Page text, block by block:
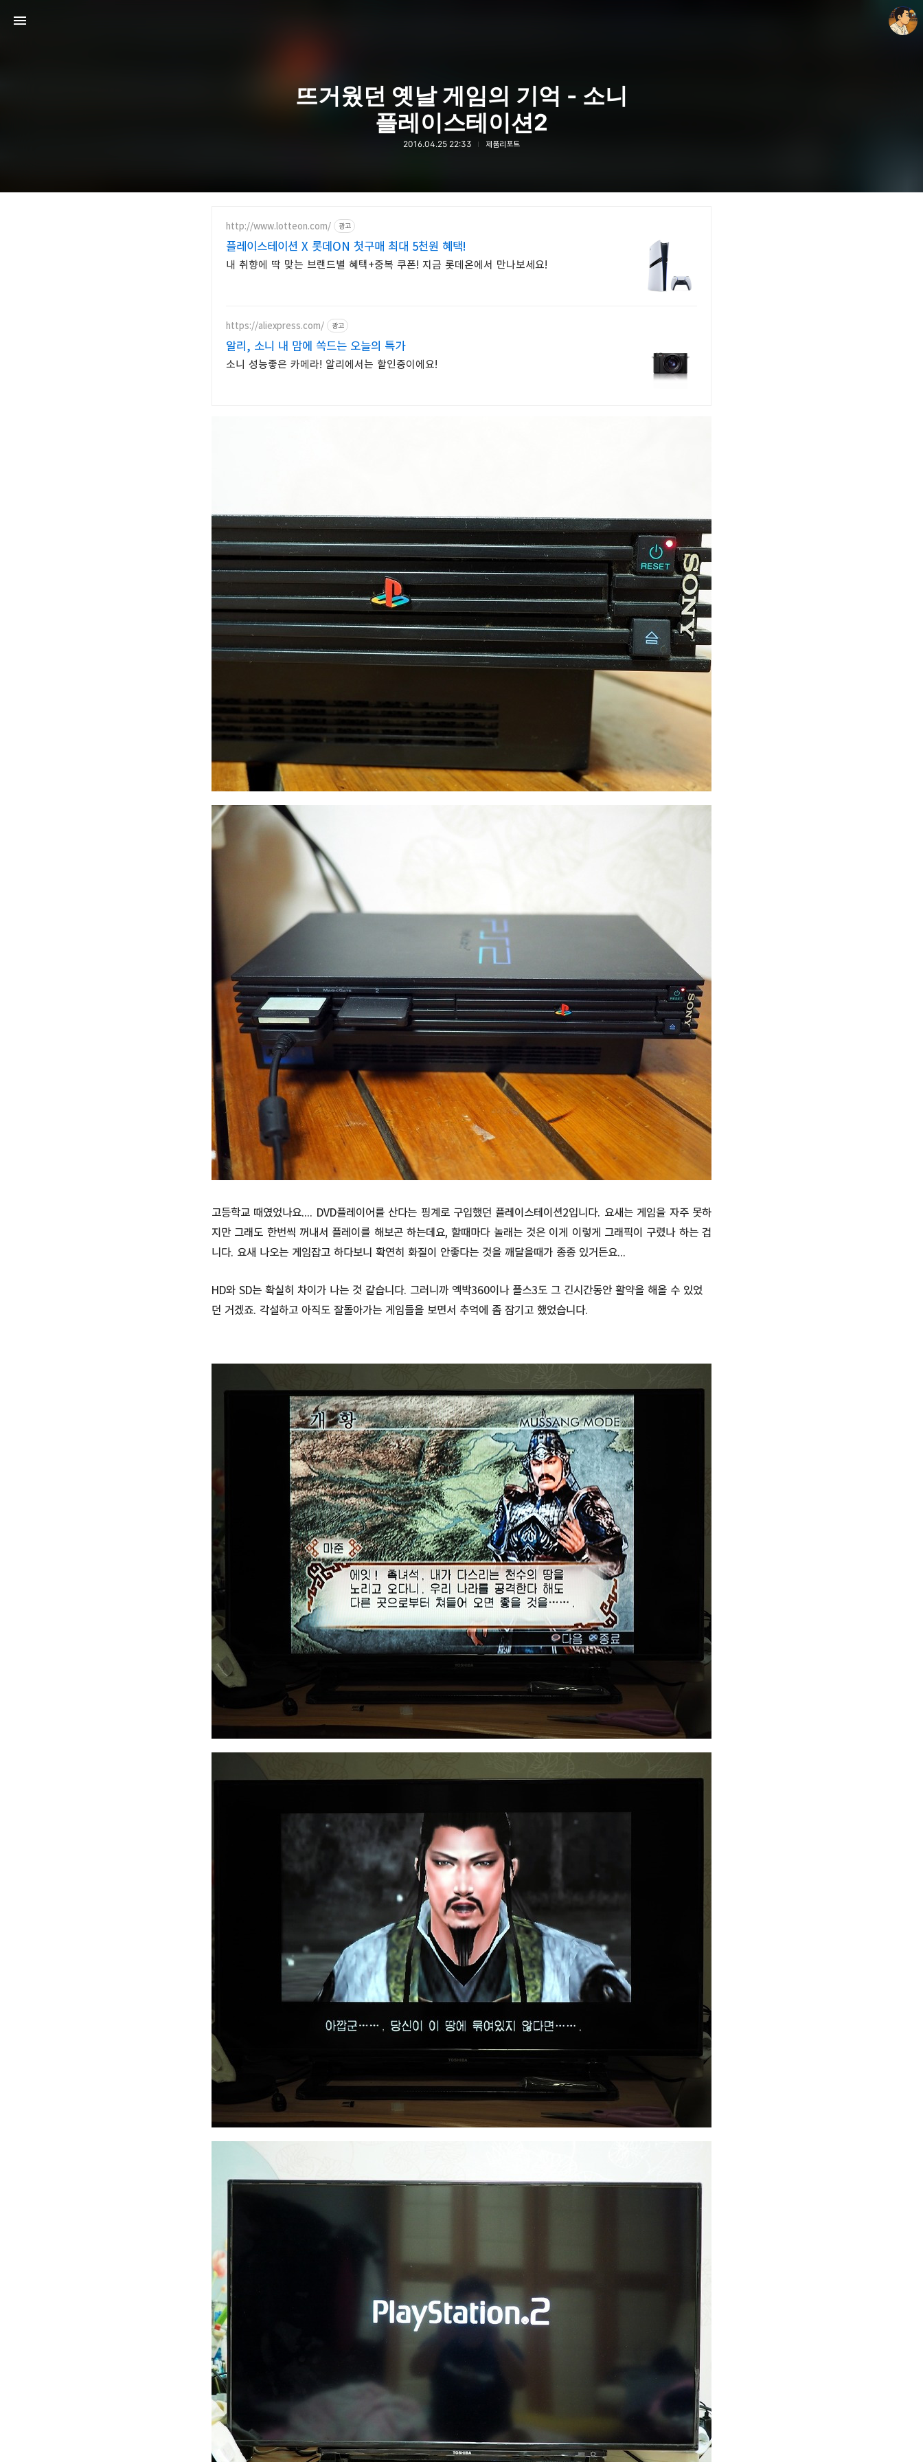
뜨거웠던 옛날 게임의 기억 - 소니
플레이스테이션2
2016.04.25 22:33 제품리포트
http://www.lotteon.com/ 광고
플레이스테이션 X 롯데ON 첫구매 최대 5천원 혜택!
내 취향에 딱 맞는 브랜드별 혜택+중복 쿠폰! 지금 롯데온에서 만나보세요!
https://aliexpress.com/ 광고
알리, 소니 내 맘에 쏙드는 오늘의 특가
소니 성능좋은 카메라! 알리에서는 할인중이에요!
고등학교 때였었나요.... DVD플레이어를 산다는 핑계로 구입했던 플레이스테이션2입니다. 요새는 게임을 자주 못하
지만 그래도 한번씩 꺼내서 플레이를 해보곤 하는데요, 할때마다 놀래는 것은 이게 이렇게 그래픽이 구렸나 하는 겁
니다. 요새 나오는 게임잡고 하다보니 확연히 화질이 안좋다는 것을 깨달을때가 종종 있거든요...
HD와 SD는 확실히 차이가 나는 것 같습니다. 그러니까 엑박360이나 플스3도 그 긴시간동안 활약을 해올 수 있었
던 거겠죠. 각설하고 아직도 잘돌아가는 게임들을 보면서 추억에 좀 잠기고 했었습니다.